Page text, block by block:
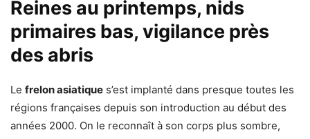
Reines au printemps, nids
primaires bas, vigilance près
des abris
Le frelon asiatique s’est implanté dans presque toutes les
régions françaises depuis son introduction au début des
années 2000. On le reconnaît à son corps plus sombre,